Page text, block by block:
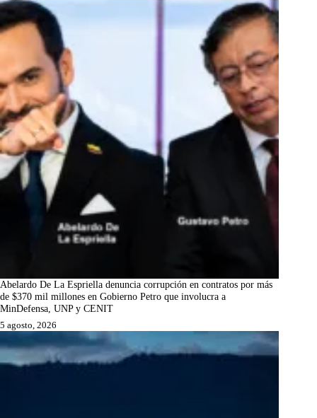
Abelardo De La Espriella denuncia corrupción en contratos por más
de $370 mil millones en Gobierno Petro que involucra a
MinDefensa, UNP y CENIT
5 agosto, 2026